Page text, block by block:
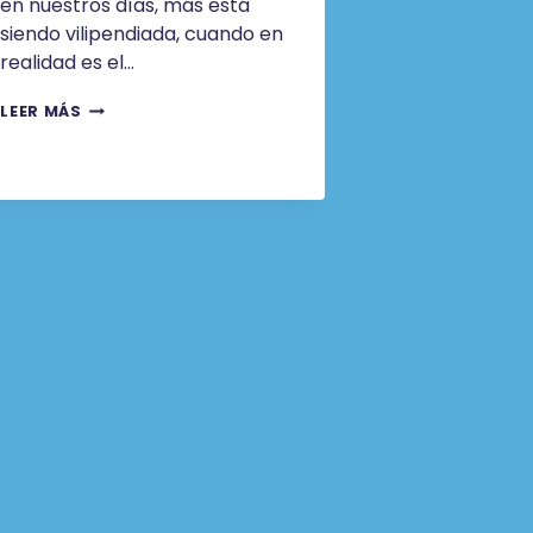
en nuestros días, más está
siendo vilipendiada, cuando en
realidad es el…
LEER MÁS INTRODUCCIÓN